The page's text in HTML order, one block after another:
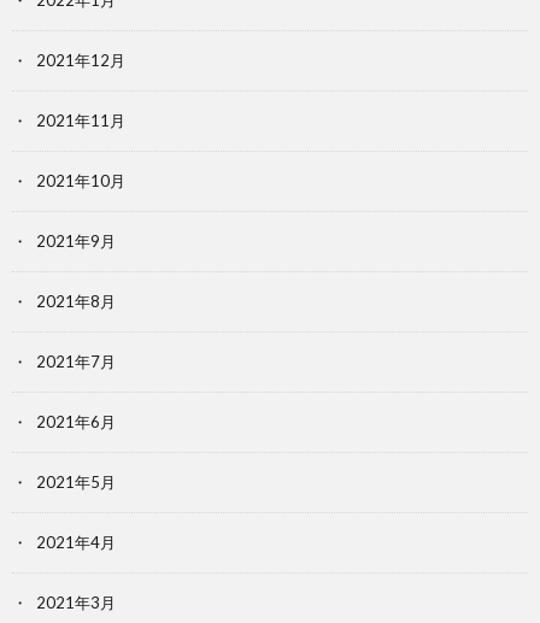
2021年12月
2021年11月
2021年10月
2021年9月
2021年8月
2021年7月
2021年6月
2021年5月
2021年4月
2021年3月